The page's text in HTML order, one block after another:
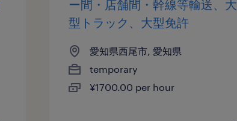
ー間・店舗間・幹線等輸送、大
型トラック、大型免許
愛知県西尾市, 愛知県
temporary
¥1700.00 per hour